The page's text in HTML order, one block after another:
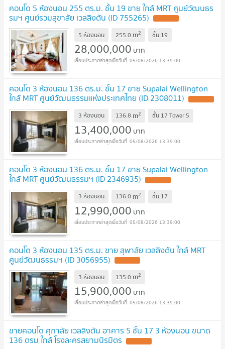
คอนโด 5 ห้องนอน 255 ตร.ม. ชั้น 19 ขาย ใกล้ MRT ศูนย์วัฒนธร
รมฯ ศูนย์รวมสุขาลัย เวลลิงตัน (ID 755265)
5 ห้องนอน 255.0 m2 ชั้น 19
28,000,000 บาท
05/08/2026 13:39:00
คอนโด 3 ห้องนอน 136 ตร.ม. ชั้น 17 ขาย Supalai Wellington
ใกล้ MRT ศูนย์วัฒนธรรมแห่งประเทศไทย (ID 2308011)
3 ห้องนอน 136.8 m2 ชั้น 17 Tower 5
13,400,000 บาท
05/08/2026 13:39:00
คอนโด 3 ห้องนอน 136 ตร.ม. ชั้น 17 ขาย Supalai Wellington
ใกล้ MRT ศูนย์วัฒนธรรมฯ (ID 2346935)
3 ห้องนอน 136.0 m2 ชั้น 17
12,990,000 บาท
05/08/2026 13:39:00
คอนโด 3 ห้องนอน 135 ตร.ม. ขาย สุพาลัย เวลลิงตัน ใกล้ MRT
ศูนย์วัฒนธรรมฯ (ID 3056955)
3 ห้องนอน 135.0 m2
15,900,000 บาท
05/08/2026 13:39:00
ขายคอนโด ศุภาลัย เวลลิงตัน อาคาร 5 ชั้น 17 3 ห้องนอน ขนาด
136 ตรม ใกล้ โรงละครสยามนิรมิตร